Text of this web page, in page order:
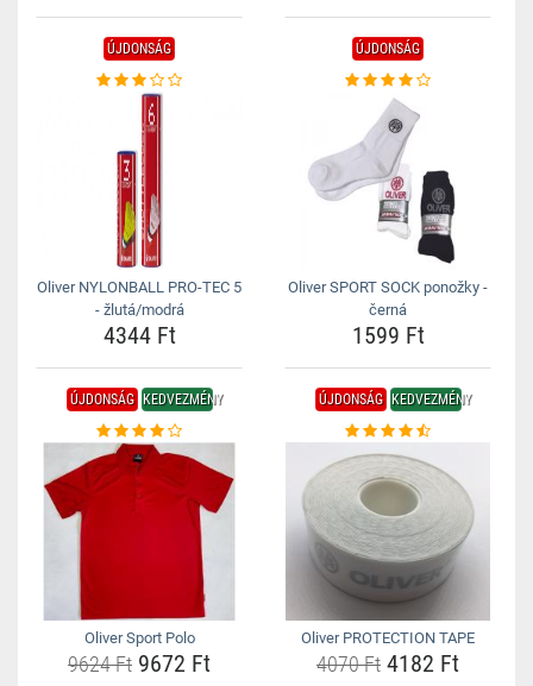
ÚJDONSÁG
Oliver NYLONBALL PRO-TEC 5
- žlutá/modrá
4344 Ft
ÚJDONSÁG
Oliver SPORT SOCK ponožky -
černá
1599 Ft
ÚJDONSÁG KEDVEZMÉNY
Oliver Sport Polo
9624 Ft 9672 Ft
ÚJDONSÁG KEDVEZMÉNY
Oliver PROTECTION TAPE
4070 Ft 4182 Ft